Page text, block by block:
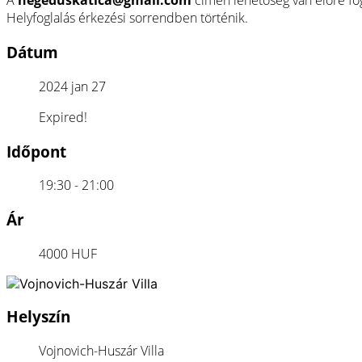
Helyfoglalás érkezési sorrendben történik.
Dátum
2024 jan 27
Expired!
Időpont
19:30 - 21:00
Ár
4000 HUF
Helyszín
Vojnovich-Huszár Villa